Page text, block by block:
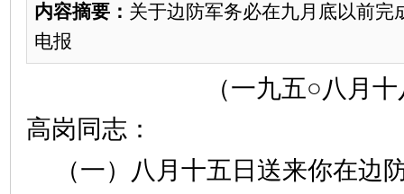
内容摘要： 关于边防军务必在九月底以前完
电报
（一九五○八月
高岗同志：
（一）八月十五日送来你在边